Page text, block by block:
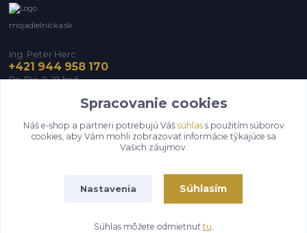
mojadielnicka.sk
Ing. Peter Herc
+421 944 958 170
Po-Pia, 8-18 hod.
infomojadielnicka@gmail.com
Spracovanie cookies
Náš e-shop a partneri potrebujú Váš súhlass použitím súborov
cookies, aby Vám mohli zobrazovať informácie týkajúce sa
Vašich záujmov.
Nastavenia Súhlasím
Súhlas môžete odmietnuť tu